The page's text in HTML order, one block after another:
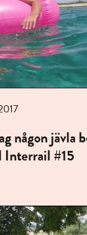
någon jävla
Interrail #15